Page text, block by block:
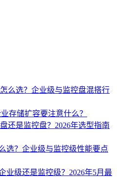
么选？企业级与监控盘混搭行
存储扩容要注意什么？
还是监控盘？2026年选型指南
选？企业级与监控级性能要点
业级还是监控级？2026年5月最